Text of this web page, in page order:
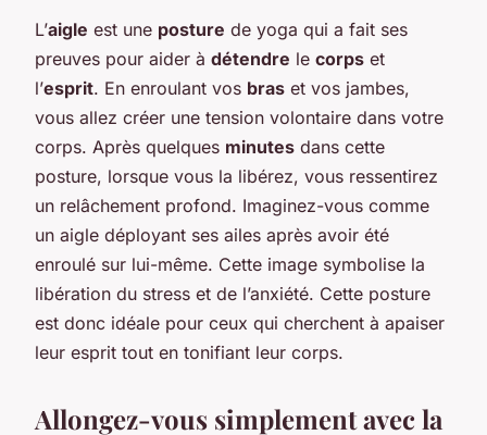
L’aigle est une posture de yoga qui a fait ses
preuves pour aider à détendre le corps et
l’esprit. En enroulant vos bras et vos jambes,
vous allez créer une tension volontaire dans votre
corps. Après quelques minutes dans cette
posture, lorsque vous la libérez, vous ressentirez
un relâchement profond. Imaginez-vous comme
un aigle déployant ses ailes après avoir été
enroulé sur lui-même. Cette image symbolise la
libération du stress et de l’anxiété. Cette posture
est donc idéale pour ceux qui cherchent à apaiser
leur esprit tout en tonifiant leur corps.
Allongez-vous simplement avec la